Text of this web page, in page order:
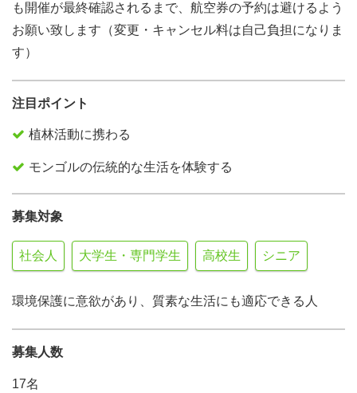
も開催が最終確認されるまで、航空券の予約は避けるよう
お願い致します（変更・キャンセル料は自己負担になりま
す）
注目ポイント
植林活動に携わる
モンゴルの伝統的な生活を体験する
募集対象
社会人 大学生・専門学生 高校生 シニア
環境保護に意欲があり、質素な生活にも適応できる人
募集人数
17名